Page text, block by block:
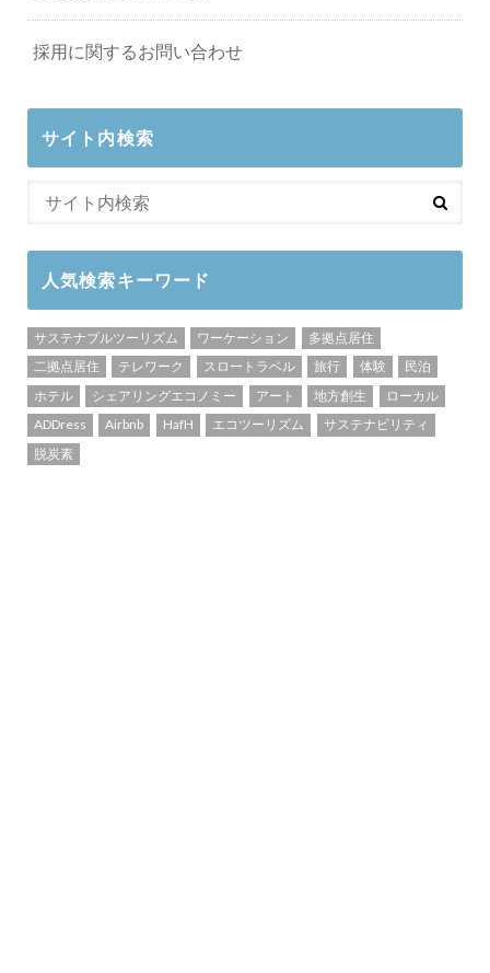
採用に関するお問い合わせ
サイト内検索
人気検索キーワード
サステナブルツーリズム ワーケーション
多拠点居住
二拠点居住
テレワーク スロートラベル 旅行 体験
民泊
ホテル
シェアリングエコノミー アート 地方創生
ローカル
ADDress
Airbnb HafH エコツーリズム
サステナビリティ
脱炭素